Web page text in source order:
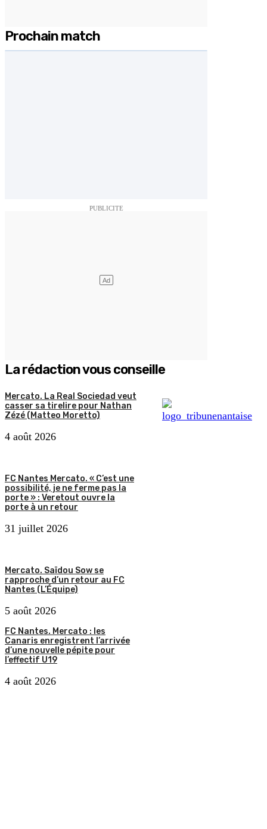
Prochain match
La rédaction vous conseille
Mercato. La Real Sociedad veut
casser sa tirelire pour Nathan
Zézé (Matteo Moretto)
4 août 2026
FC Nantes Mercato. « C’est une
possibilité, je ne ferme pas la
porte » : Veretout ouvre la
porte à un retour
31 juillet 2026
Mercato. Saïdou Sow se
rapproche d’un retour au FC
Nantes (L’Équipe)
5 août 2026
FC Nantes. Mercato : les
Canaris enregistrent l’arrivée
d’une nouvelle pépite pour
l’effectif U19
4 août 2026